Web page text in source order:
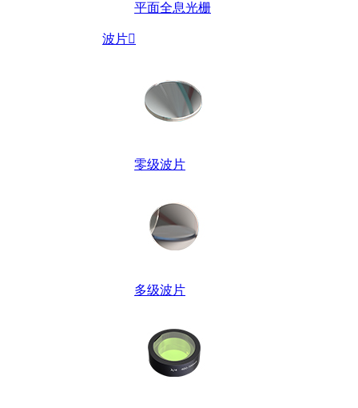
平面全息光栅
波片
零级波片
多级波片